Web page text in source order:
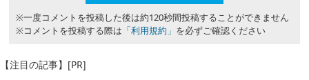
※一度コメントを投稿した後は約120秒間投稿することができません
※コメントを投稿する際は 「利用規約」 を必ずご確認ください
【注目の記事】[PR]